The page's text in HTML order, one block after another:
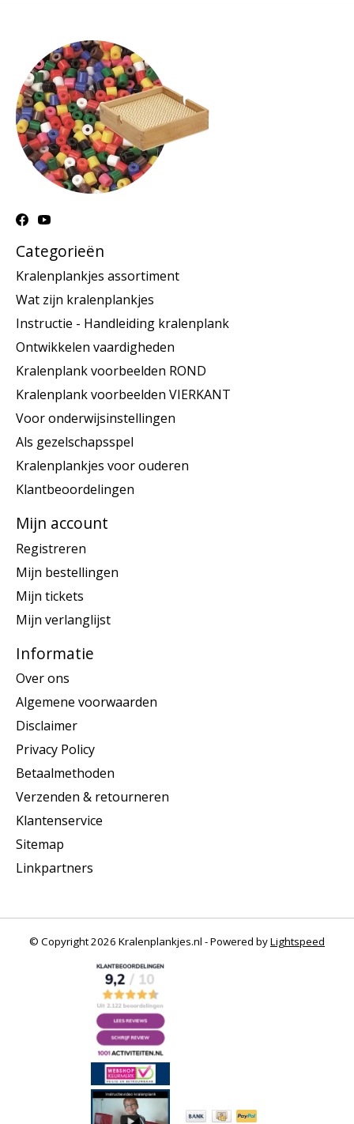
Categorieën
Kralenplankjes assortiment
Wat zijn kralenplankjes
Instructie - Handleiding kralenplank
Ontwikkelen vaardigheden
Kralenplank voorbeelden ROND
Kralenplank voorbeelden VIERKANT
Voor onderwijsinstellingen
Als gezelschapsspel
Kralenplankjes voor ouderen
Klantbeoordelingen
Mijn account
Registreren
Mijn bestellingen
Mijn tickets
Mijn verlanglijst
Informatie
Over ons
Algemene voorwaarden
Disclaimer
Privacy Policy
Betaalmethoden
Verzenden & retourneren
Klantenservice
Sitemap
Linkpartners
© Copyright 2026 Kralenplankjes.nl - Powered byLightspeed